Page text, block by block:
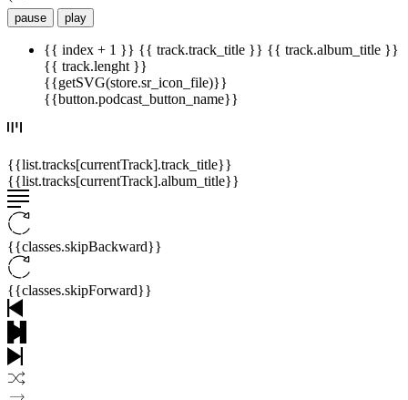
pause play
{{ index + 1 }} {{ track.track_title }} {{ track.album_title }}
{{ track.lenght }}
{{getSVG(store.sr_icon_file)}}
{{button.podcast_button_name}}
{{list.tracks[currentTrack].track_title}}
{{list.tracks[currentTrack].album_title}}
{{classes.skipBackward}}
{{classes.skipForward}}